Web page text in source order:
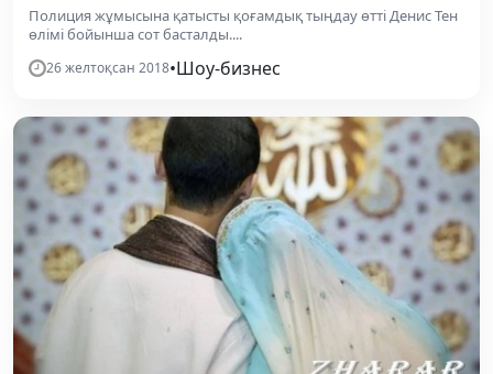
Полиция жұмысына қатысты қоғамдық тыңдау өтті Денис Тен
өлімі бойынша сот басталды....
26 желтоқсан 2018•Шоу-бизнес